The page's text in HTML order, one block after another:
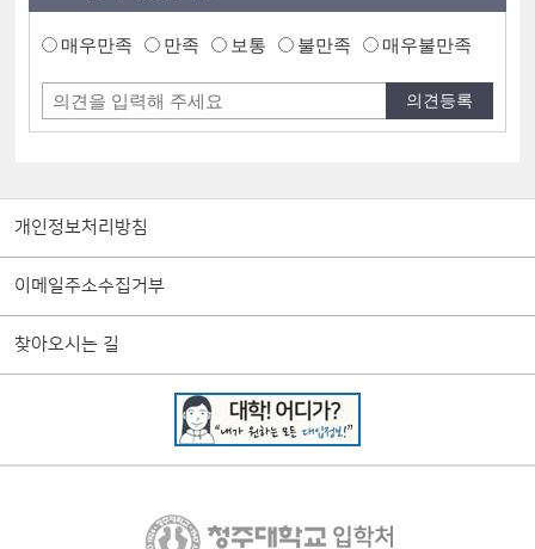
매우만족 만족 보통 불만족 매우불만족
개인정보처리방침
이메일주소수집거부
찾아오시는 길